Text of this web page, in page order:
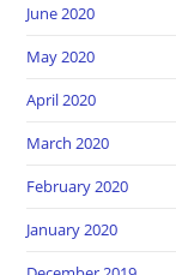
June 2020
May 2020
April 2020
March 2020
February 2020
January 2020